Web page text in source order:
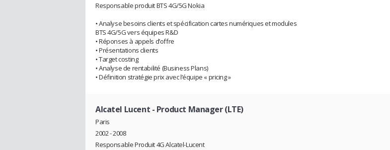
Responsable produit BTS 4G/5G Nokia
• Analyse besoins clients et spécification cartes numériques et modules
BTS 4G/5G vers équipes R&D
• Réponses à appels d’offre
• Présentations clients
• Target costing
• Analyse de rentabilité (Business Plans)
• Définition stratégie prix avec l’équipe « pricing »
Alcatel Lucent - Product Manager (LTE)
Paris
2002 - 2008
Responsable Produit 4G Alcatel-Lucent